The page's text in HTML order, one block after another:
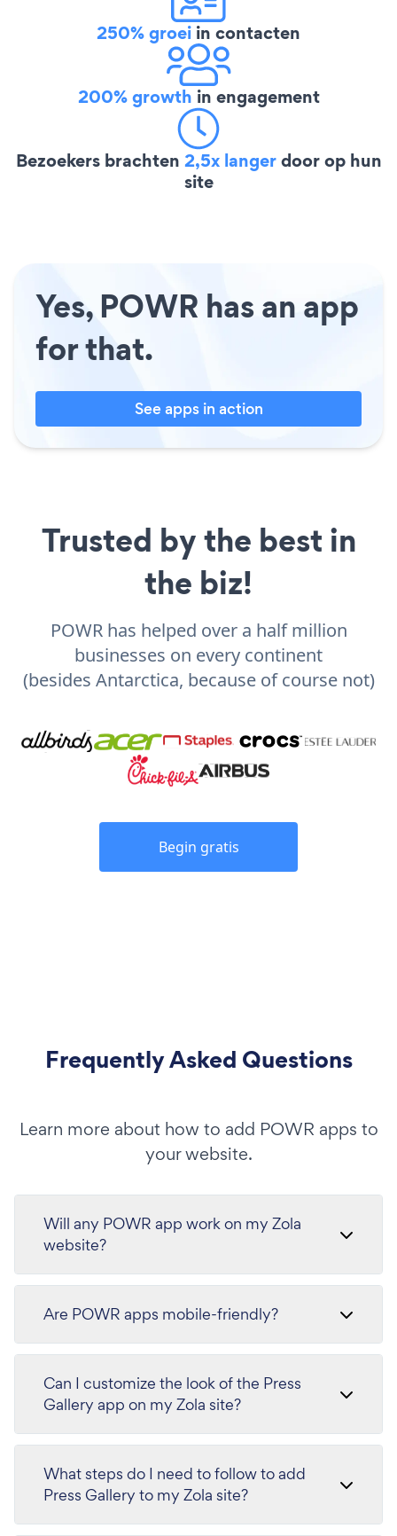
250% groei in contacten
200% growth in engagement
Bezoekers brachten 2,5x langerdoor op hun
site
Yes, POWR has an app
for that.
See apps in action
Trusted by the best in
the biz!
POWR has helped over a half million
businesses on every continent
(besides Antarctica, because of course not)
Begin gratis
Frequently Asked Questions
Learn more about how to add POWR apps to
your website.
Will any POWR app work on my Zola
website?
Are POWR apps mobile-friendly?
Can I customize the look of the Press
Gallery app on my Zola site?
What steps do I need to follow to add
Press Gallery to my Zola site?